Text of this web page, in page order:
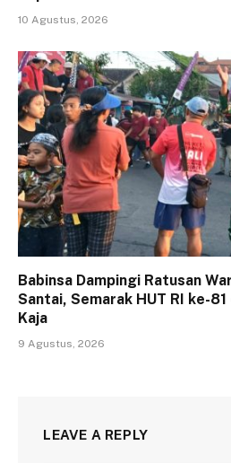
10 Agustus, 2026
Babinsa Dampingi Ratusan
Santai, Semarak HUT RI ke-
Kaja
9 Agustus, 2026
LEAVE A REPLY